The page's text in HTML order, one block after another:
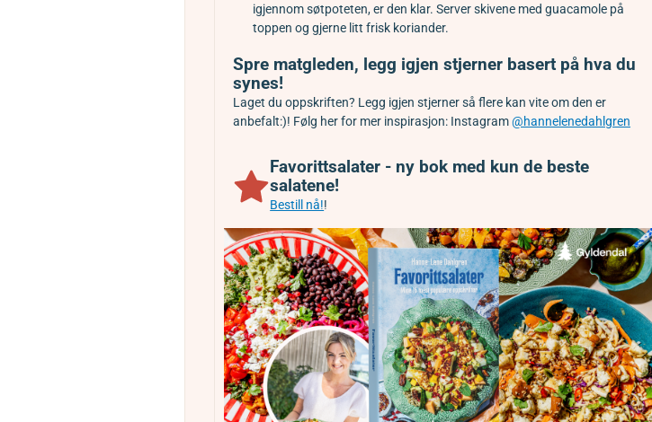
igjennom søtpoteten, er den klar. Server skivene med guacamole på
toppen og gjerne litt frisk koriander.
Spre matgleden, legg igjen stjerner basert på hva du
synes!
Laget du oppskriften? Legg igjen stjerner så flere kan vite om den er
anbefalt:)! Følg her for mer inspirasjon: Instagram@hannelenedahlgren
Favorittsalater - ny bok med kun de beste
salatene!
Bestill nå!!